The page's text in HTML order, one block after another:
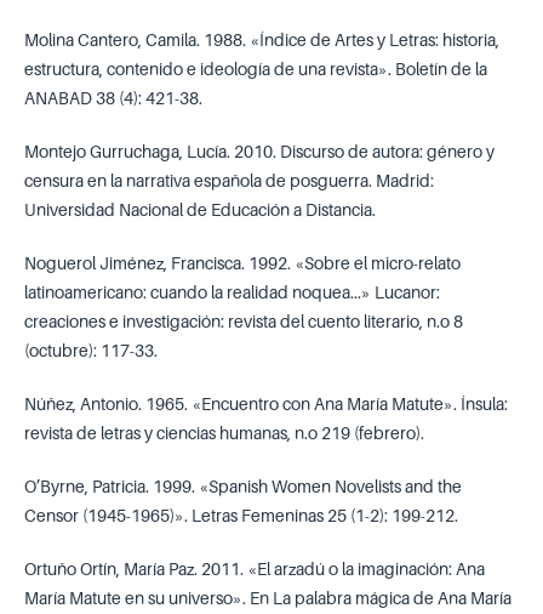
Molina Cantero, Camila. 1988. «Índice de Artes y Letras: historia,
estructura, contenido e ideología de una revista». Boletín de la
ANABAD 38 (4): 421-38.
Montejo Gurruchaga, Lucía. 2010. Discurso de autora: género y
censura en la narrativa española de posguerra. Madrid:
Universidad Nacional de Educación a Distancia.
Noguerol Jiménez, Francisca. 1992. «Sobre el micro-relato
latinoamericano: cuando la realidad noquea...» Lucanor:
creaciones e investigación: revista del cuento literario, n.o 8
(octubre): 117-33.
Núñez, Antonio. 1965. «Encuentro con Ana María Matute». Ínsula:
revista de letras y ciencias humanas, n.o 219 (febrero).
O’Byrne, Patricia. 1999. «Spanish Women Novelists and the
Censor (1945-1965)». Letras Femeninas 25 (1-2): 199-212.
Ortuño Ortín, María Paz. 2011. «El arzadú o la imaginación: Ana
María Matute en su universo». En La palabra mágica de Ana María